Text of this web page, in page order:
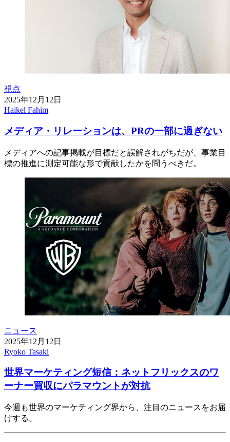
視点
2025年12月12日
Haikel Fahim
メディア・リレーションは、PRの一部に過ぎない
メディアへの記事掲載が目標だと誤解されがちだが、事業目
標の推進に測定可能な形で貢献したかを問うべきだ。
ニュース
2025年12月12日
Ryoko Tasaki
世界マーケティング短信：ネットフリックスのワ
ーナー買収にパラマウントが対抗
今週も世界のマーケティング界から、注目のニュースをお届
けする。